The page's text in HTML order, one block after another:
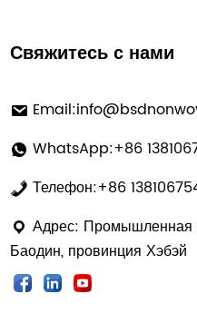
Свяжитесь с нами
Email:
WhatsApp:+86
Телефон:+86
Адрес: Промышленная
Баодин, провинция Хэбэй